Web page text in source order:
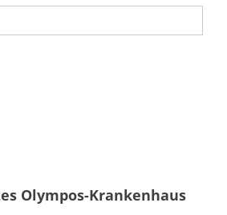
Olympos-Krankenhaus